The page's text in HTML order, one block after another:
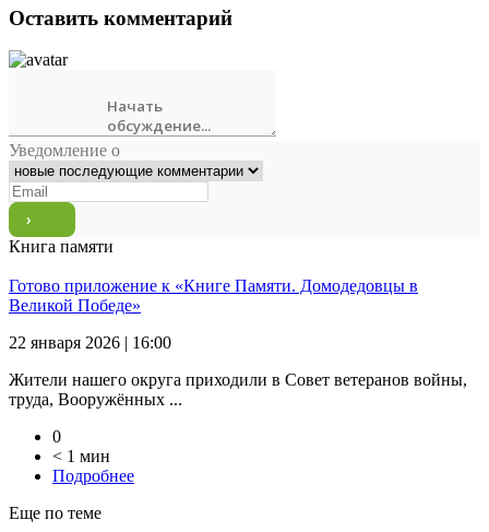
Оставить комментарий
Уведомление о
Книга памяти
Готово приложение к «Книге Памяти. Домодедовцы в
Великой Победе»
22 января 2026 | 16:00
Жители нашего округа приходили в Совет ветеранов войны,
труда, Вооружённых ...
0
< 1 мин
Подробнее
Еще по теме